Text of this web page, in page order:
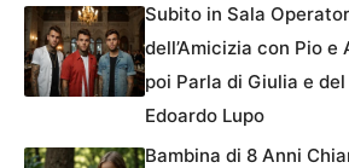
Subito in Sala
dell’Amicizia con Pio e
poi Parla di Giulia e
Edoardo Lupo
Bambina di 8 Anni